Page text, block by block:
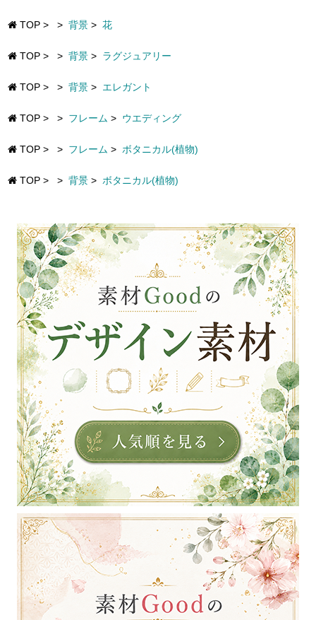
TOP > > 背景 > 花
TOP > > 背景 > ラグジュアリー
TOP > > 背景 > エレガント
TOP > > フレーム > ウエディング
TOP > > フレーム > ボタニカル(植物)
TOP > > 背景 > ボタニカル(植物)